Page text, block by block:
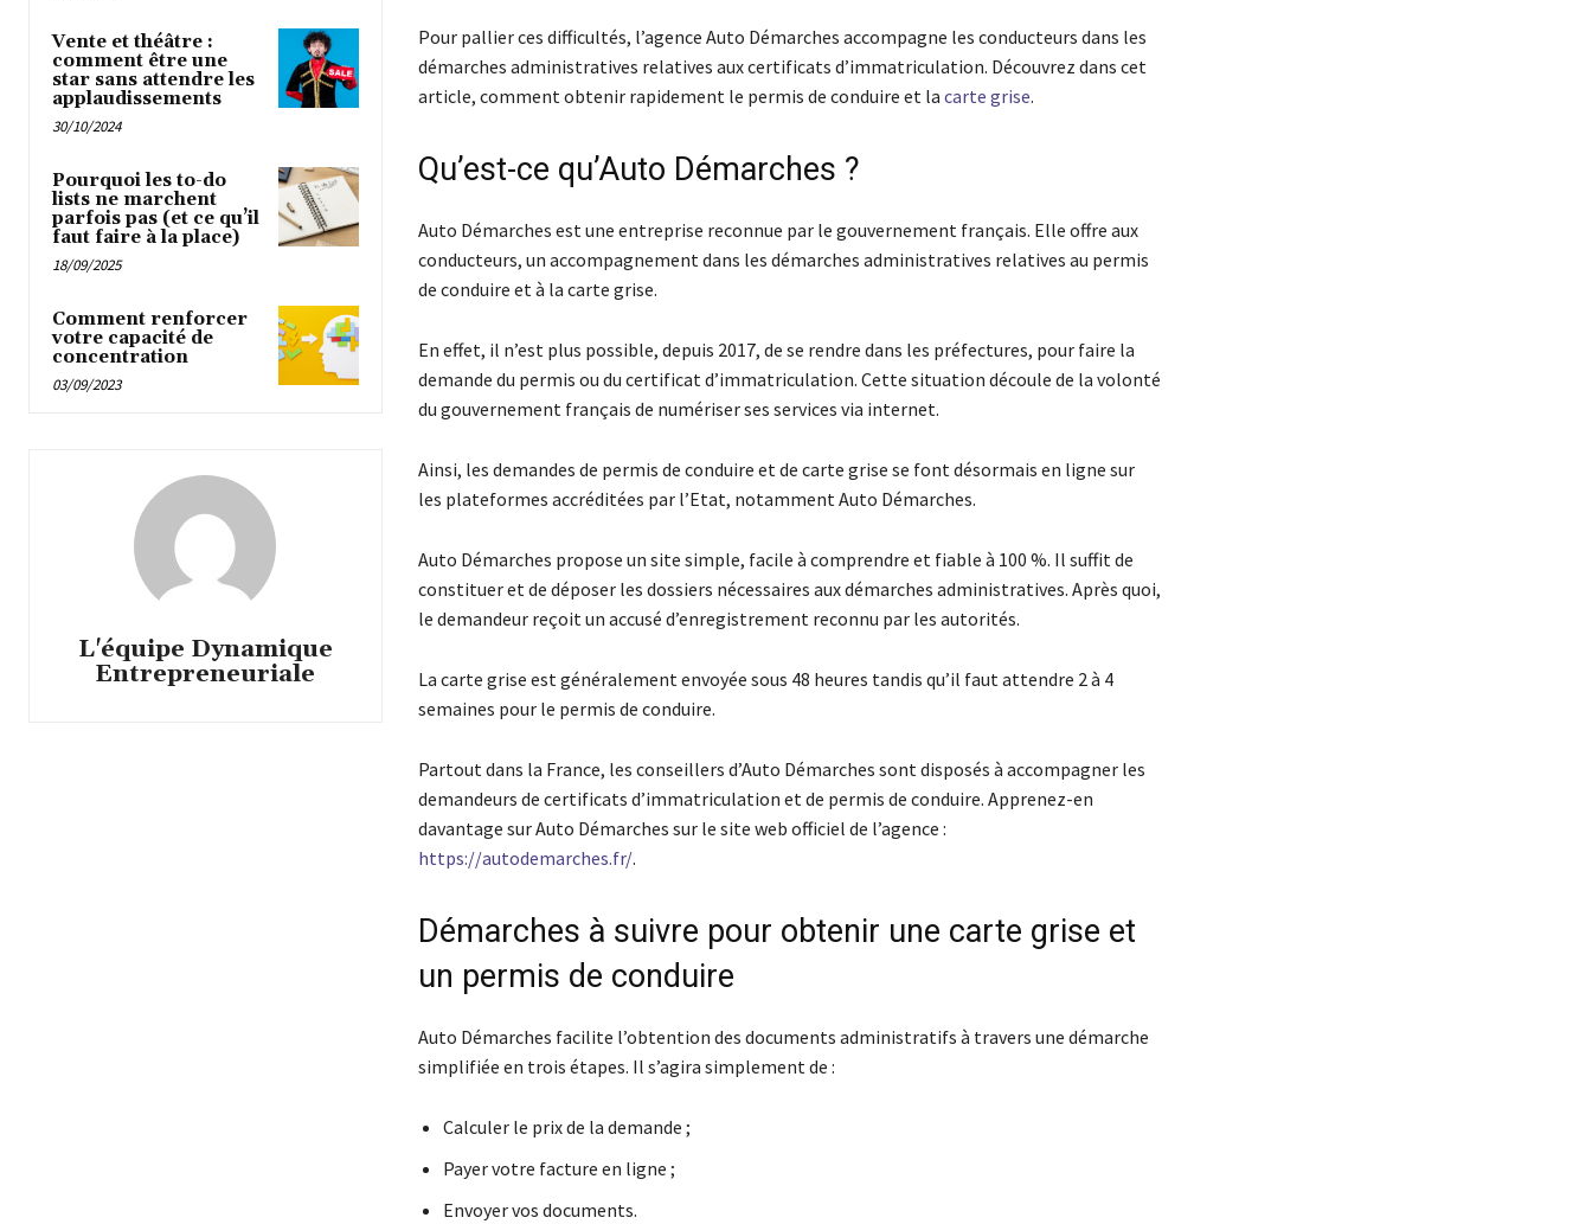
Vente et théâtre :
comment être une
star sans attendre les
applaudissements
30/10/2024
Pourquoi les to-do
lists ne marchent
parfois pas (et ce qu’il
faut faire à la place)
18/09/2025
Comment renforcer
votre capacité de
concentration
03/09/2023
L'équipe Dynamique
Entrepreneuriale
Pour pallier ces difficultés, l’agence Auto Démarches accompagne les conducteurs dans les
démarches administratives relatives aux certificats d’immatriculation. Découvrez dans cet
article, comment obtenir rapidement le permis de conduire et la carte grise.
Qu’est-ce qu’Auto Démarches ?
Auto Démarches est une entreprise reconnue par le gouvernement français. Elle offre aux
conducteurs, un accompagnement dans les démarches administratives relatives au permis
de conduire et à la carte grise.
En effet, il n’est plus possible, depuis 2017, de se rendre dans les préfectures, pour faire la
demande du permis ou du certificat d’immatriculation. Cette situation découle de la volonté
du gouvernement français de numériser ses services via internet.
Ainsi, les demandes de permis de conduire et de carte grise se font désormais en ligne sur
les plateformes accréditées par l’Etat, notamment Auto Démarches.
Auto Démarches propose un site simple, facile à comprendre et fiable à 100 %. Il suffit de
constituer et de déposer les dossiers nécessaires aux démarches administratives. Après quoi,
le demandeur reçoit un accusé d’enregistrement reconnu par les autorités.
La carte grise est généralement envoyée sous 48 heures tandis qu’il faut attendre 2 à 4
semaines pour le permis de conduire.
Partout dans la France, les conseillers d’Auto Démarches sont disposés à accompagner les
demandeurs de certificats d’immatriculation et de permis de conduire. Apprenez-en
davantage sur Auto Démarches sur le site web officiel de l’agence :
https://autodemarches.fr/.
Démarches à suivre pour obtenir une carte grise et
un permis de conduire
Auto Démarches facilite l’obtention des documents administratifs à travers une démarche
simplifiée en trois étapes. Il s’agira simplement de :
Calculer le prix de la demande ;
Payer votre facture en ligne ;
Envoyer vos documents.